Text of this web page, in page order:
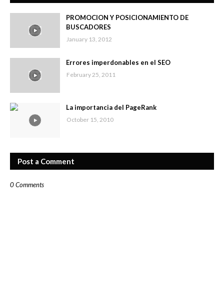
PROMOCION Y POSICIONAMIENTO DE
BUSCADORES
January 13, 2012
Errores imperdonables en el SEO
February 25, 2011
La importancia del PageRank
October 15, 2010
Post a Comment
0 Comments